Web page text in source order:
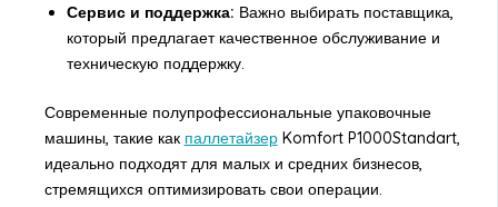
Сервис и поддержка: Важно выбирать поставщика,
который предлагает качественное обслуживание и
техническую поддержку.
Современные полупрофессиональные упаковочные
машины, такие как паллетайзерKomfort P1000Standart,
идеально подходят для малых и средних бизнесов,
стремящихся оптимизировать свои операции.